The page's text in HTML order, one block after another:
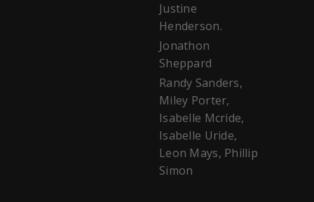
Justine
Henderson.
Jonathon
Sheppard
Randy Sanders,
Miley Porter,
Isabelle Mcride,
Isabelle Uride,
Leon Mays, Phillip
Simon